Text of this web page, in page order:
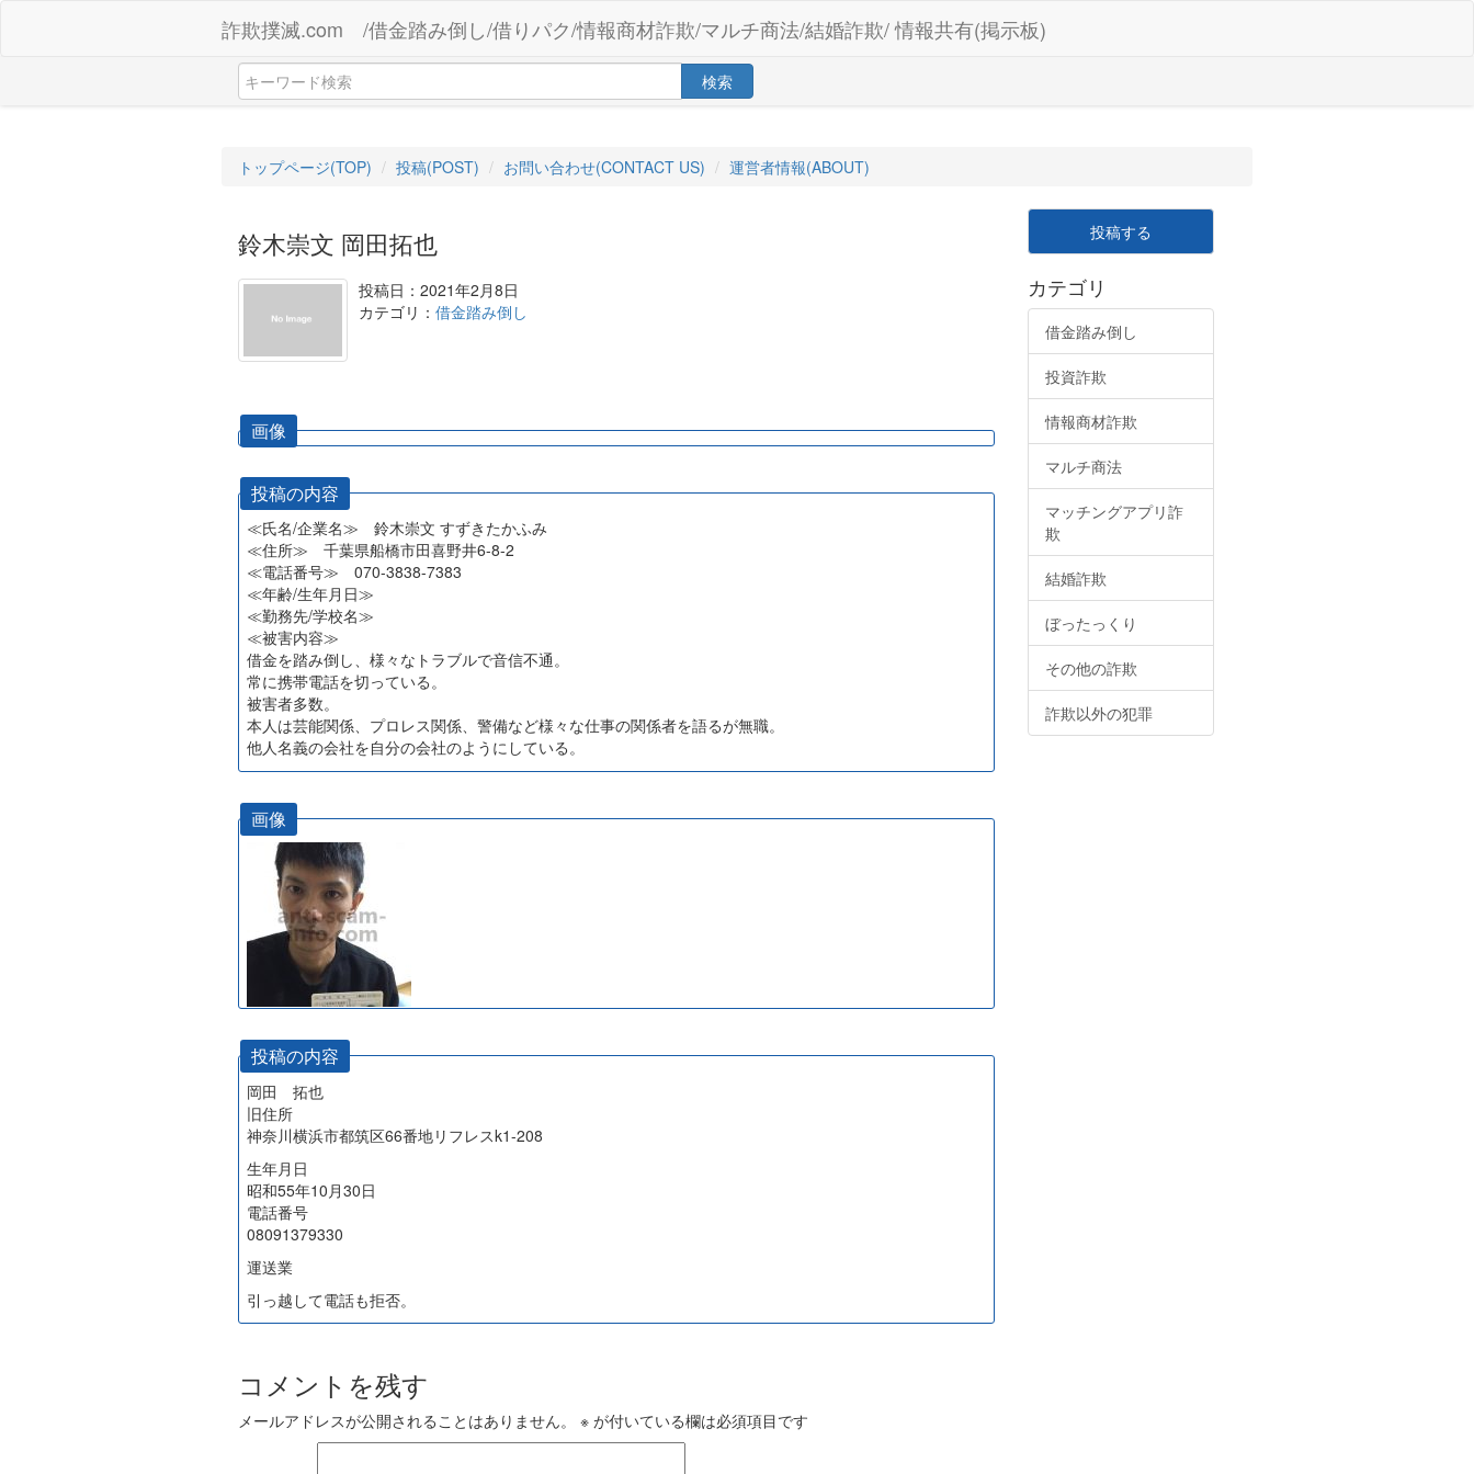
詐欺撲滅.com /借金踏み倒し/借りパク/情報商材詐欺/マルチ商法/結婚詐欺/ 情報共有(掲示板)
検索
トップページ(TOP) 投稿(POST) お問い合わせ(CONTACT US) 運営者情報(ABOUT)
鈴木崇文 岡田拓也
投稿日：2021年2月8日
カテゴリ： 借金踏み倒し
画像
投稿の内容
≪氏名/企業名≫ 鈴木崇文 すずきたかふみ
≪住所≫ 千葉県船橋市田喜野井6-8-2
≪電話番号≫ 070-3838-7383
≪年齢/生年月日≫
≪勤務先/学校名≫
≪被害内容≫
借金を踏み倒し、様々なトラブルで音信不通。
常に携帯電話を切っている。
被害者多数。
本人は芸能関係、プロレス関係、警備など様々な仕事の関係者を語るが無職。
他人名義の会社を自分の会社のようにしている。
画像
投稿の内容
岡田 拓也
旧住所
神奈川横浜市都筑区66番地リフレスk1-208
生年月日
昭和55年10月30日
電話番号
08091379330
運送業
引っ越して電話も拒否。
コメントを残す
メールアドレスが公開されることはありません。 ※ が付いている欄は必須項目です
投稿する
カテゴリ
借金踏み倒し
投資詐欺
情報商材詐欺
マルチ商法
マッチングアプリ詐
欺
結婚詐欺
ぼったっくり
その他の詐欺
詐欺以外の犯罪